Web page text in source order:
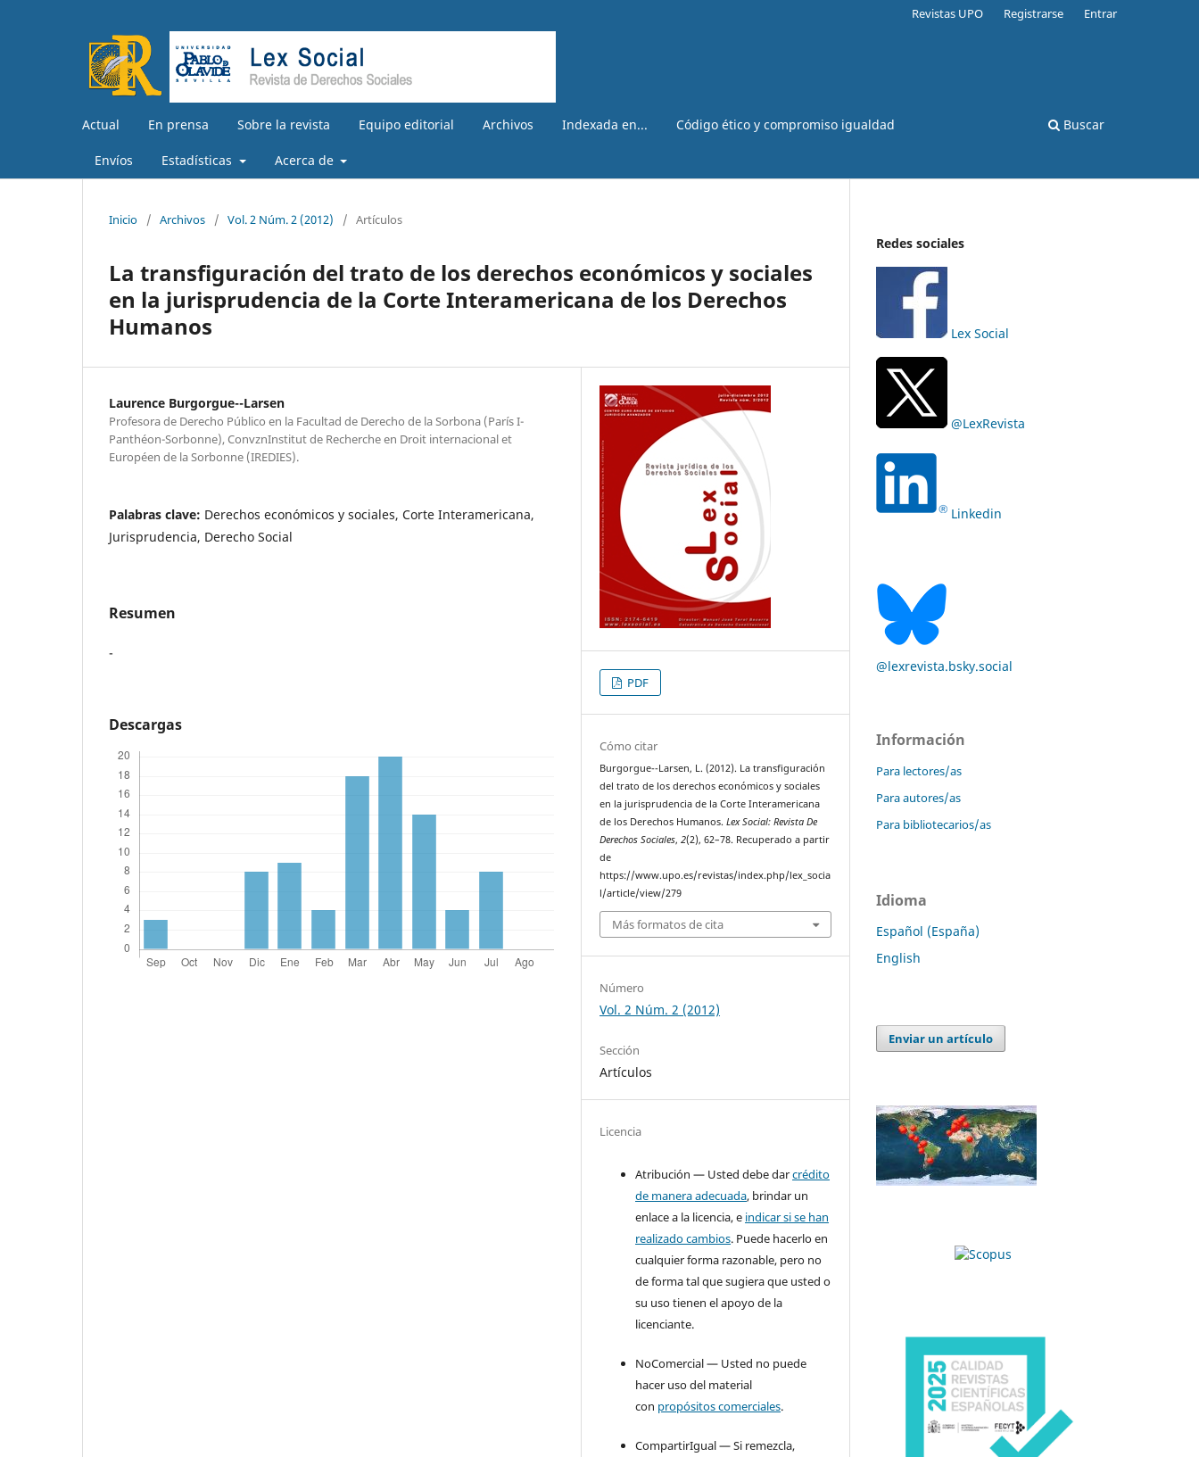
Actual En prensa Sobre la revista Equipo editorial Archivos Indexada en... Código ético y compromiso igualdad
Envíos Estadísticas Acerca de
Buscar
Revistas UPO Registrarse Entrar
Inicio / Archivos / Vol. 2 Núm. 2 (2012) / Artículos
La transfiguración del trato de los derechos económicos y sociales
en la jurisprudencia de la Corte Interamericana de los Derechos
Humanos
Laurence Burgorgue--Larsen
Profesora de Derecho Público en la Facultad de Derecho de la Sorbona (París I-
Panthéon-Sorbonne), ConvznInstitut de Recherche en Droit internacional et
Européen de la Sorbonne (IREDIES).
Palabras clave: Derechos económicos y sociales, Corte Interamericana,
Jurisprudencia, Derecho Social
Resumen
-
Descargas
PDF
Cómo citar
Burgorgue--Larsen, L. (2012). La transfiguración
del trato de los derechos económicos y sociales
en la jurisprudencia de la Corte Interamericana
de los Derechos Humanos.Lex Social: Revista De
Derechos Sociales,2(2), 62–78. Recuperado a partir
de
https://www.upo.es/revistas/index.php/lex_socia
l/article/view/279
Más formatos de cita
Número
Vol. 2 Núm. 2 (2012)
Sección
Artículos
Licencia
Atribución — Usted debe darcrédito
de manera adecuada, brindar un
enlace a la licencia, e indicar si se han
realizado cambios. Puede hacerlo en
cualquier forma razonable, pero no
de forma tal que sugiera que usted o
su uso tienen el apoyo de la
licenciante.
NoComercial — Usted no puede
hacer uso del material
con propósitos comerciales.
CompartirIgual — Si remezcla,
Redes sociales
Lex Social
@LexRevista
Linkedin
@lexrevista.bsky.social
Información
Para lectores/as
Para autores/as
Para bibliotecarios/as
Idioma
Español (España)
English
Enviar un artículo